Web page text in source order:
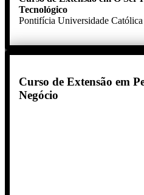
Tecnológico
Pontifícia Universidade
Curso de Extensão em
Negócio